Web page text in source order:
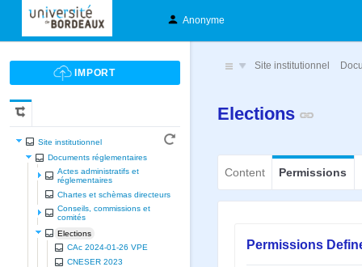
Anonyme
Site institutionnel
Documents réglementaires
Actes administratifs et
réglementaires
Chartes et schèmas directeurs
Conseils, commissions et
comités
Elections
CAc 2024-01-26 VPE
CNESER 2023
Site institutionnel
Elections
Content Permissions
Permissions